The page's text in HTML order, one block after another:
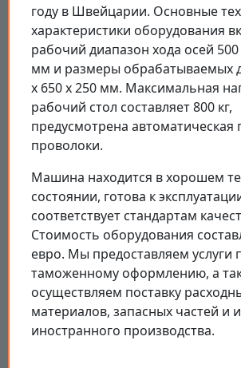
году в Швейцарии. Основные
характеристики оборудования
рабочий диапазон хода осей 500
мм и размеры обрабатываемых
х 650 х 250 мм. Максимальная
рабочий стол составляет 800 кг,
предусмотрена автоматическая
проволоки.
Машина находится в хорошем
состоянии, готова к
соответствует стандартам
Стоимость оборудования
евро. Мы предоставляем услуги
таможенному оформлению, а
осуществляем поставку
материалов, запасных частей и
иностранного производства.